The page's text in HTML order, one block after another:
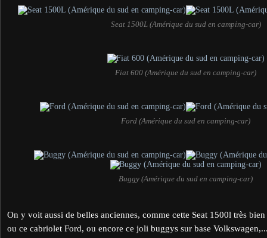
Seat 1500L (Amérique du sud en camping-car)
Fiat 600 (Amérique du sud en camping-car)
Ford (Amérique du sud en camping-car)
Buggy (Amérique du sud en camping-car)
On y voit aussi de belles anciennes, comme cette Seat 1500l très
ou ce cabriolet Ford, ou encore ce joli buggys sur base